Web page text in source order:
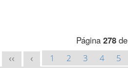
Página 278de
<< < 1 2 3 4 5